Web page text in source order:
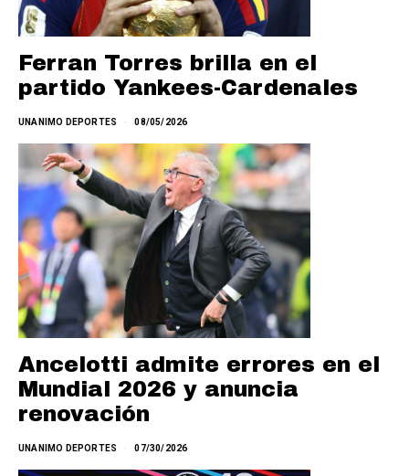
Ferran Torres brilla en el
partido Yankees-Cardenales
UNANIMO DEPORTES 08/05/2026
Ancelotti admite errores en el
Mundial 2026 y anuncia
renovación
UNANIMO DEPORTES 07/30/2026